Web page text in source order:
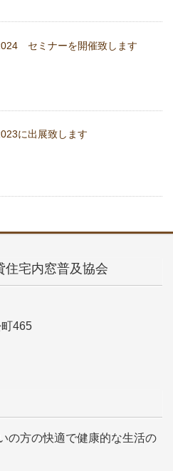
セミナーを開催致します
に出展致します
宅内窓普及協会
465
の方の快適で健康的な生活の